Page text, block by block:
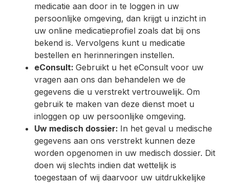
medicatie aan door in te loggen in uw
persoonlijke omgeving, dan krijgt u inzicht in
uw online medicatieprofiel zoals dat bij ons
bekend is. Vervolgens kunt u medicatie
bestellen en herinneringen instellen.
eConsult: Gebruikt u het eConsult voor uw
vragen aan ons dan behandelen we de
gegevens die u verstrekt vertrouwelijk. Om
gebruik te maken van deze dienst moet u
inloggen op uw persoonlijke omgeving.
Uw medisch dossier: In het geval u medische
gegevens aan ons verstrekt kunnen deze
worden opgenomen in uw medisch dossier. Dit
doen wij slechts indien dat wettelijk is
toegestaan of wij daarvoor uw uitdrukkelijke